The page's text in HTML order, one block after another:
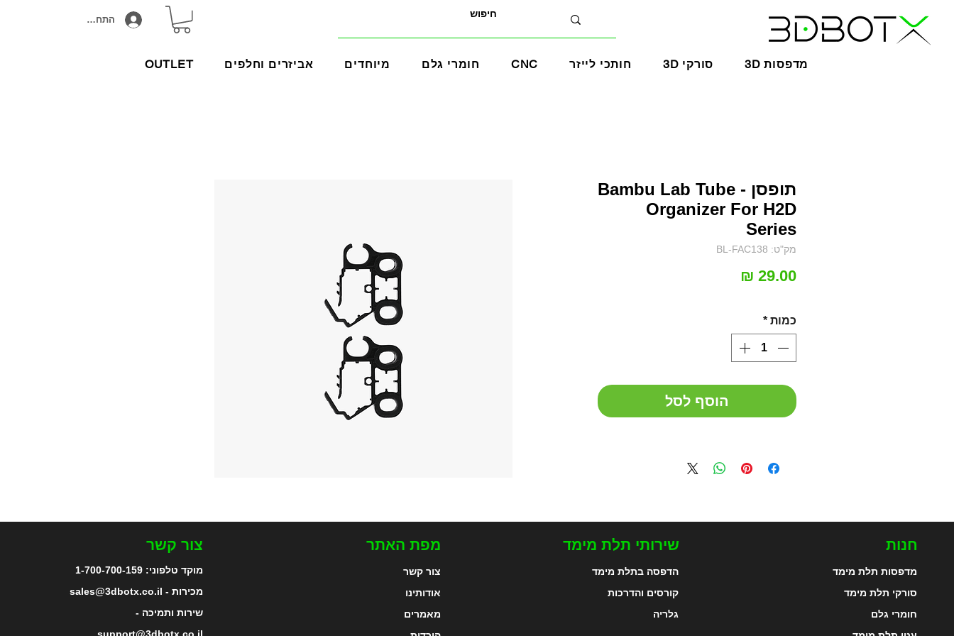
התחבר/הירשם
OUTLET אביזרים וחלפים מיוחדים חומרי גלם CNC חותכי לייזר 3D סורקי 3D מדפסות
תופסן - Bambu Lab Tube
Organizer For H2D
Series
מק"ט: BL-FAC138
כמות *
הוסף לסל
צור קשר
מוקד טלפוני:1-700-700-159
מכירות - sales@3dbotx.co.il
שירות ותמיכה -
support@3dbotx.co.il
מפת האתר
צור קשר
אודותינו
מאמרים
שירותי תלת מימד
הדפסה בתלת מימד
קורסים והדרכות
גלריה
חנות
מדפסות תלת מימד
סורקי תלת מימד
חומרי גלם